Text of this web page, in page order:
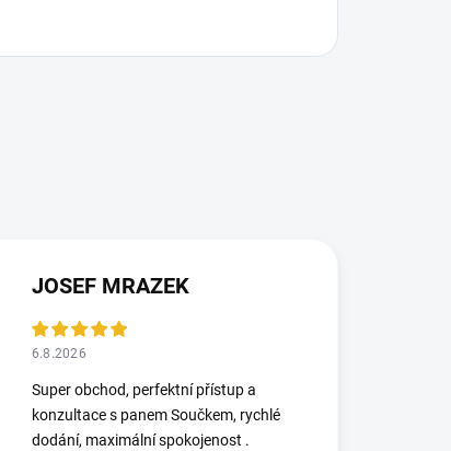
JOSEF MRAZEK
6.8.2026
Super obchod, perfektní přístup a
konzultace s panem Součkem, rychlé
dodání, maximální spokojenost .